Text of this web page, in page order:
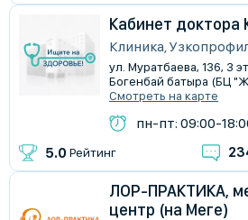
Кабинет доктора
Клиника,
ул. Муратбаева, 136, 3
Богенбай батыра (БЦ
Смотреть на карте
пн-пт: 09:00-
5.0 Рейтинг
ЛОР-ПРАКТИКА,
центр (на Меге)